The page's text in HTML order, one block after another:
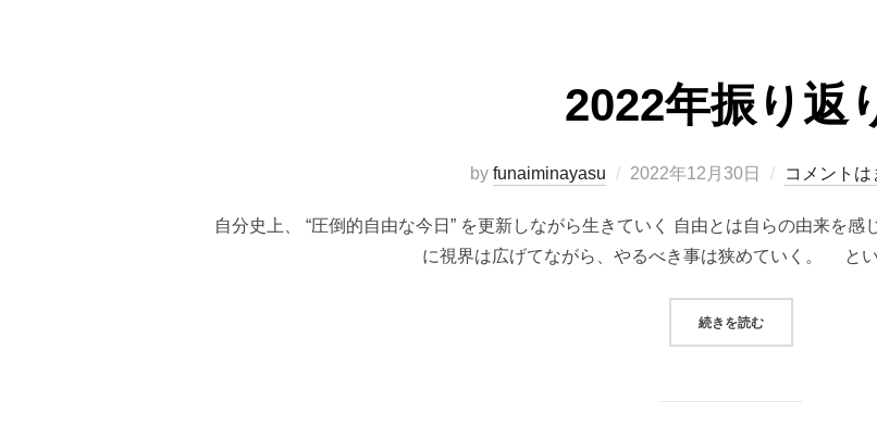
2022年振り返
by funaiminayasu
投
日:
2022年12月30日 コメント
自分史上、 “圧倒的自由な今日” を更新しながら生きていく 自由とは自らの由来を
に視界は広げてながら、やるべき事は狭めていく。 と
続きを読む“2022年振り返り”